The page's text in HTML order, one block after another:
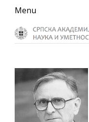
Skip
primary
navigation
Skip
main
content
Skip
primary
sidebar
Menu